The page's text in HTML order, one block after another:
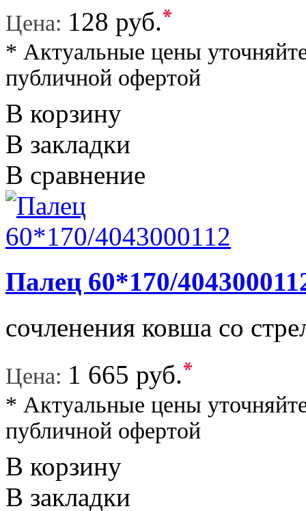
Цена: 128 руб.*
* Актуальные цены
публичной офертой
В корзину
В закладки
В сравнение
Палец 60*170/
сочленения ковша со
Цена: 1 665 руб.*
* Актуальные цены
публичной офертой
В корзину
В закладки